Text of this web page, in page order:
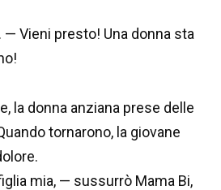
Vieni presto! Una donna sta
la donna anziana prese delle
tornarono, la giovane
mia, — sussurrò Mama Bi,